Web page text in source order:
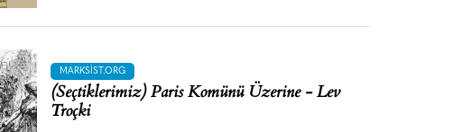
MARKSIST.ORG
(Seçtiklerimiz) Paris Komünü Üzerine - Lev
Troçki